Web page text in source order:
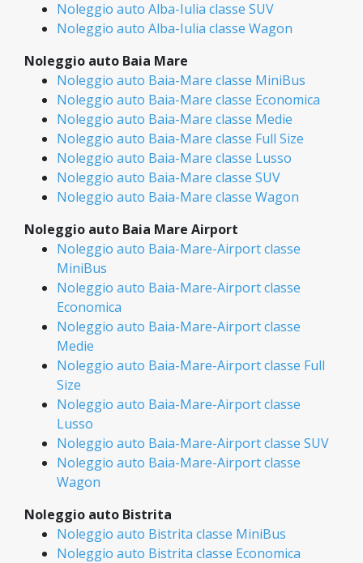
Noleggio auto Alba-Iulia classe SUV
Noleggio auto Alba-Iulia classe Wagon
Noleggio auto Baia Mare
Noleggio auto Baia-Mare classe MiniBus
Noleggio auto Baia-Mare classe Economica
Noleggio auto Baia-Mare classe Medie
Noleggio auto Baia-Mare classe Full Size
Noleggio auto Baia-Mare classe Lusso
Noleggio auto Baia-Mare classe SUV
Noleggio auto Baia-Mare classe Wagon
Noleggio auto Baia Mare Airport
Noleggio auto Baia-Mare-Airport classe
MiniBus
Noleggio auto Baia-Mare-Airport classe
Economica
Noleggio auto Baia-Mare-Airport classe
Medie
Noleggio auto Baia-Mare-Airport classe Full
Size
Noleggio auto Baia-Mare-Airport classe
Lusso
Noleggio auto Baia-Mare-Airport classe SUV
Noleggio auto Baia-Mare-Airport classe
Wagon
Noleggio auto Bistrita
Noleggio auto Bistrita classe MiniBus
Noleggio auto Bistrita classe Economica